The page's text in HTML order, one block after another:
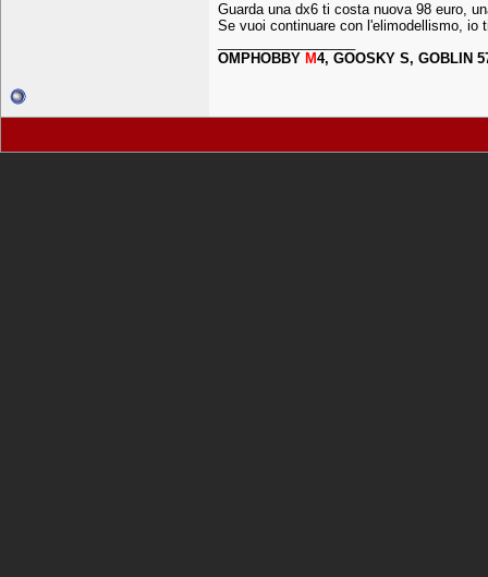
Guarda una dx6 ti costa nuova 98 euro,
Se vuoi continuare con l'elimodellismo,
OMPHOBBY M4, GOOSKY S, GOBLIN